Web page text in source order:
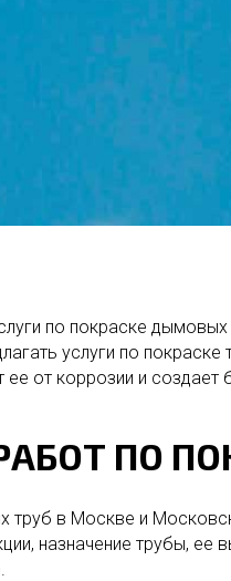
по покраске
услуги по
от коррозии и создает
ПО
труб в Москве и
назначение трубы,